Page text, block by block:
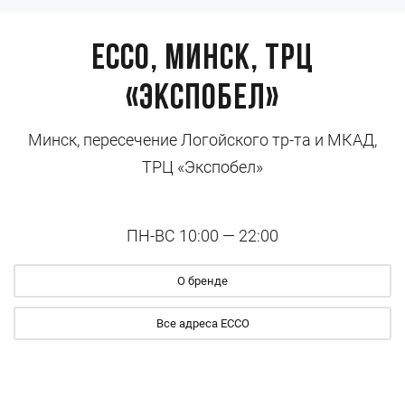
ECCO, Минск, ТРЦ
«Экспобел»
Минск, пересечение Логойского тр-та и МКАД,
ТРЦ «Экспобел»
ПН-ВС 10:00 — 22:00
О бренде
Все адреса ECCO